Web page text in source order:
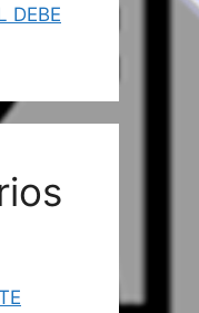
DEBE